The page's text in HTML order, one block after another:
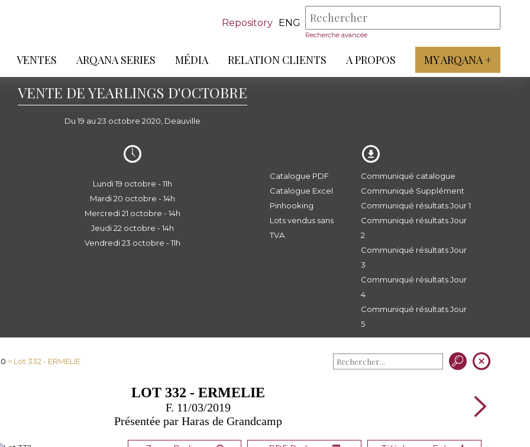
Repository ENG
Recherche avancée
VENTES ARQANA SERIES MÉDIA RELATION CLIENTS A PROPOS MY ARQANA +
VENTE DE YEARLINGS D'OCTOBRE
Du 19 au 23 octobre 2020, Deauville
Lundi 19 octobre - 11h
Mardi 20 octobre - 14h
Mercredi 21 octobre - 14h
Jeudi 22 octobre - 14h
Vendredi 23 octobre - 11h
Catalogue PDF
Catalogue Excel
Pinhooking
Lots vendus sans
TVA
Communiqué catalogue
Communiqué Supplément
Communiqué résultats Jour 1
Communiqué résultats Jour
2
Communiqué résultats Jour
3
Communiqué résultats Jour
4
Communiqué résultats Jour
5
> Lot 332 - ERMELIE
LOT 332 - ERMELIE
F. 11/03/2019
Présentée par Haras de Grandcamp